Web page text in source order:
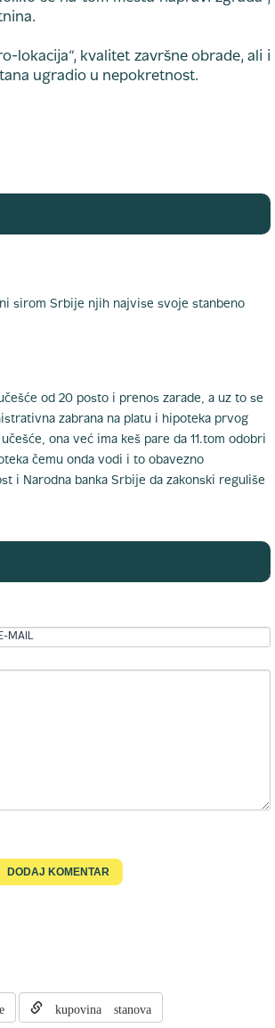
lokacija“, kvalitet završne obrade, ali i
ugradio u nepokretnost.
sirom Srbije njih najvise svoje stanbeno
od 20 posto i prenos zarade, a uz to se
zabrana na platu i hipoteka prvog
ona već ima keš pare da 11.tom odobri
čemu onda vodi i to obavezno
i Narodna banka Srbije da zakonski reguliše
kupovina stanova